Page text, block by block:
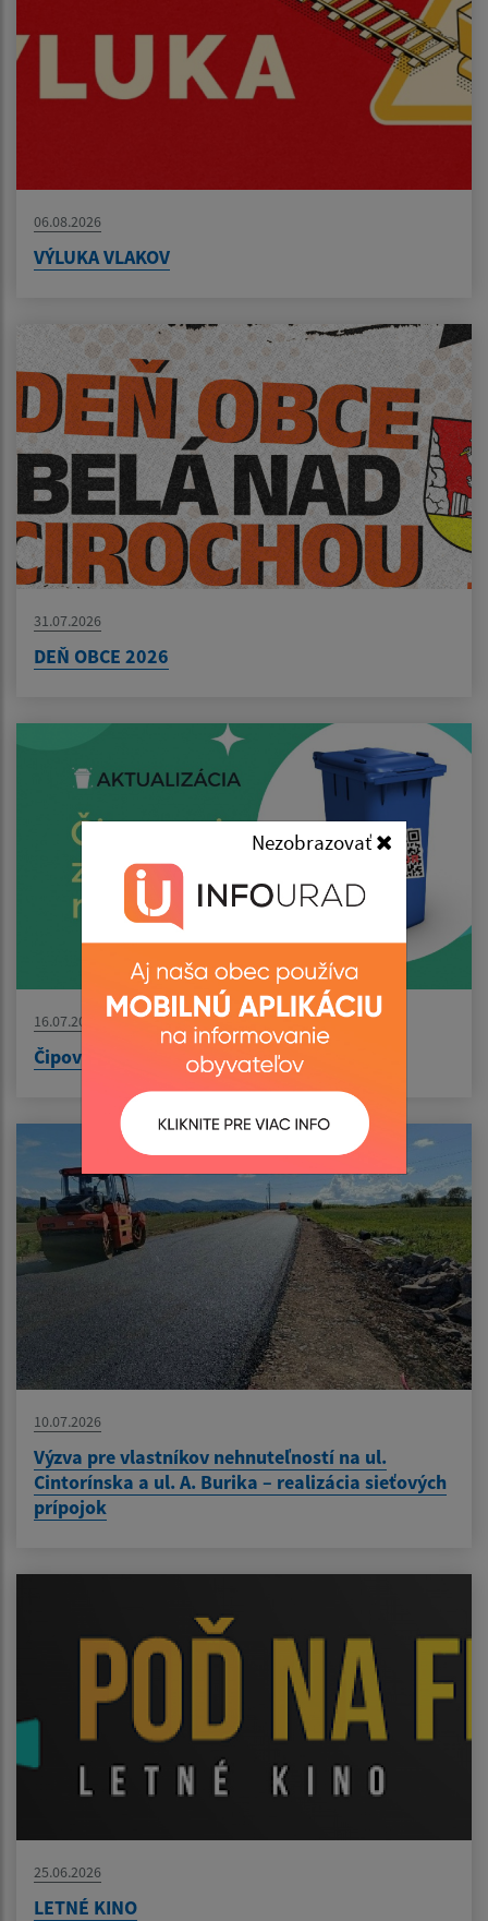
Nezobrazovať
06.08.2026
VÝLUKA VLAKOV
31.07.2026
DEŇ OBCE 2026
16.07.2026
Čipovanie nádob
10.07.2026
Výzva pre vlastníkov nehnuteľností na ul.
Cintorínska a ul. A. Burika – realizácia sieťových
prípojok
25.06.2026
LETNÉ KINO